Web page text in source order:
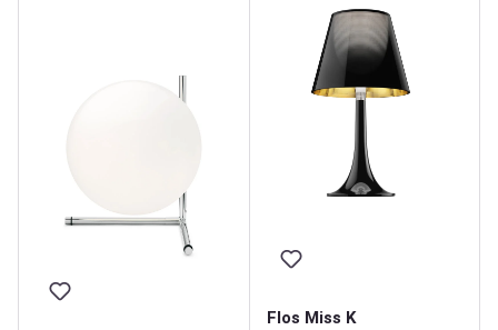
Flos Miss K